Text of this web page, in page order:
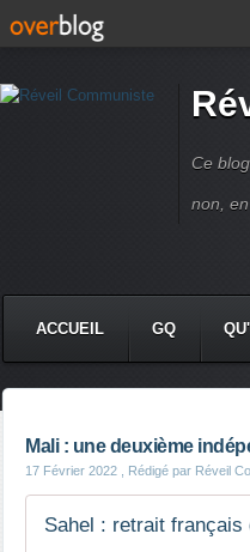
Ce
non,
ACCUEIL GQ
Mali : une deuxième
17 Février 2022 , Rédigé par Réveil